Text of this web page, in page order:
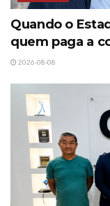
Quando o
quem paga a
2026-08-08